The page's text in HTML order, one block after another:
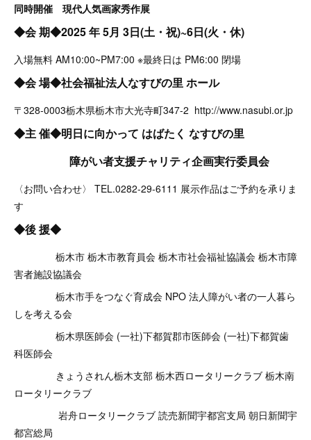
同時開催 現代人気画家秀作展
◆会 期◆2025 年 5月 3日(土・祝)~6日(火・休)
入場無料 AM10:00~PM7:00 ※最終日は PM6:00 閉場
◆会 場◆社会福祉法人なすびの里 ホール
〒328-0003栃木県栃木市大光寺町347-2 http://www.nasubi.or.jp
◆主 催◆明日に向かって はばたく なすびの里
障がい者支援チャリティ企画実行委員会
〈お問い合わせ〉 TEL.0282-29-6111 展示作品はご予約を承りま
す
◆後 援◆
栃木市 栃木市教育員会 栃木市社会福祉協議会 栃木市障
害者施設協議会
栃木市手をつなぐ育成会 NPO 法人障がい者の一人暮ら
しを考える会
栃木県医師会 (一社)下都賀郡市医師会 (一社)下都賀歯
科医師会
きょうされん栃木支部 栃木西ロータリークラブ 栃木南
ロータリークラブ
岩舟ロータリークラブ 読売新聞宇都宮支局 朝日新聞宇
都宮総局